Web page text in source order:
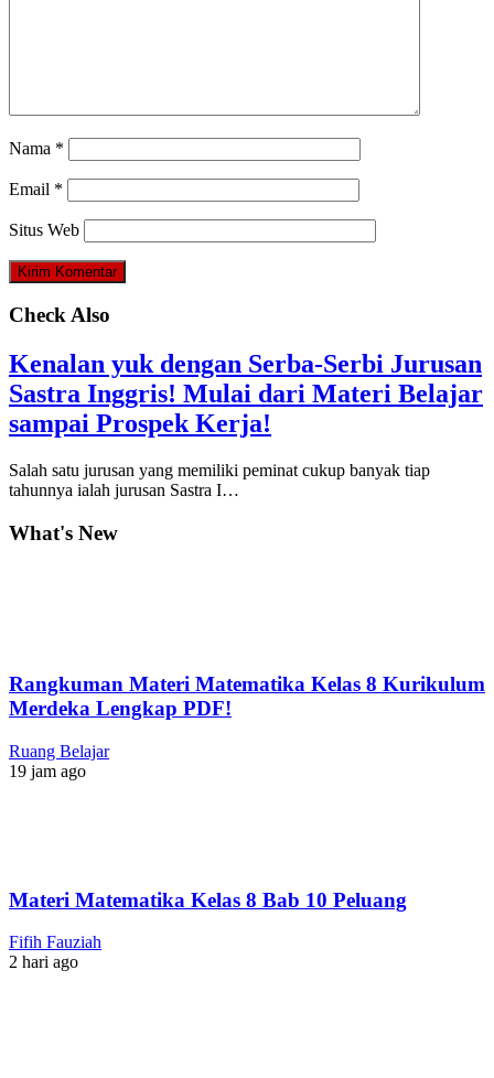
Nama *
Email *
Situs Web
Check Also
Kenalan yuk dengan Serba-Serbi Jurusan
Sastra Inggris! Mulai dari Materi Belajar
sampai Prospek Kerja!
Salah satu jurusan yang memiliki peminat cukup banyak tiap
tahunnya ialah jurusan Sastra I…
What's New
Rangkuman Materi Matematika Kelas 8 Kurikulum
Merdeka Lengkap PDF!
Ruang Belajar
19 jam ago
Materi Matematika Kelas 8 Bab 10 Peluang
Fifih Fauziah
2 hari ago